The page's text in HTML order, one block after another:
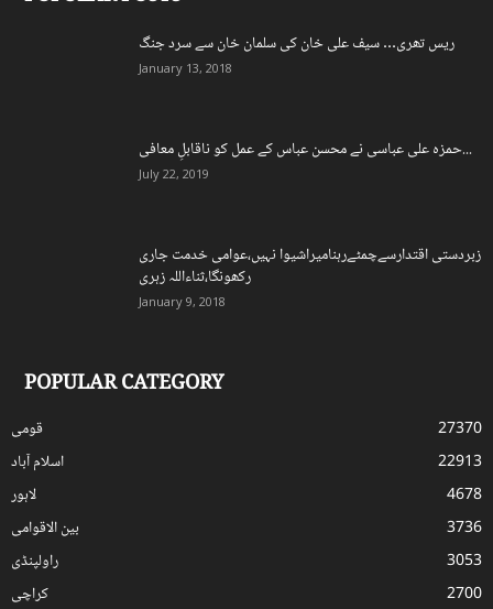
ریس تھری… سیف علی خان کی سلمان خان سے سرد جنگ
January 13, 2018
حمزہ علی عباسی نے محسن عباس کے عمل کو ناقابلِ معافی...
July 22, 2019
زبردستی اقتدارسےچمٹےرہنامیراشیوا نہیں،عوامی خدمت جاری
رکھونگا،ثناءاللہ زہری
January 9, 2018
POPULAR CATEGORY
قومی
27370
اسلام آباد
22913
لاہور
4678
بین الاقوامی
3736
راولپنڈی
3053
کراچی
2700